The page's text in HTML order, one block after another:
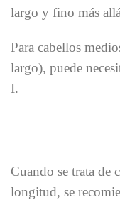
largo y fino más
Para cabellos
largo), puede
I.
Cuando se trata de
longitud, se